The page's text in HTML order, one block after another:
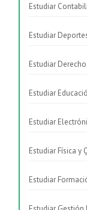
Estudiar
Estudiar
Estudiar
Estudiar
Estudiar
Estudiar Física y
Estudiar